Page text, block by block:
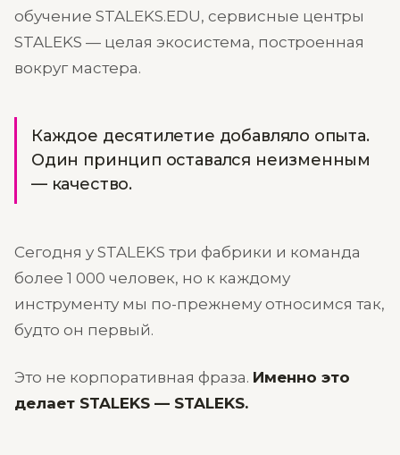
обучение STALEKS.EDU, сервисные центры
STALEKS — целая экосистема, построенная
вокруг мастера.
Каждое десятилетие добавляло опыта.
Один принцип оставался неизменным
— качество.
Сегодня у STALEKS три фабрики и команда
более 1 000 человек, но к каждому
инструменту мы по-прежнему относимся так,
будто он первый.
Это не корпоративная фраза. Именно это
делает STALEKS — STALEKS.